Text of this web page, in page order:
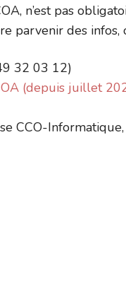
n’est pas
parvenir des
32 03 12)
(depuis juillet
CCO-